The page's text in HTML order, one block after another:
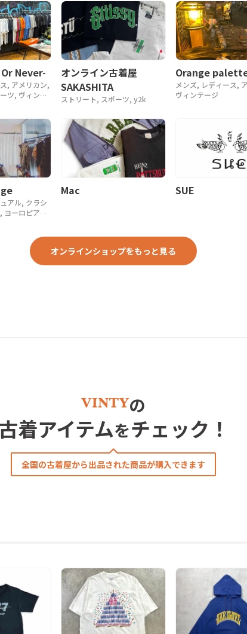
Never-
, アメリカン,
ツ, ヴィンテ
オンライン古着屋
SAKASHITA
ストリート, スポーツ, y2k
Orange
メンズ, レディース,
ヴィンテージ
アル, クラシ
ヨーロピアン,
Mac SUE
オンラインショップをもっと見る
の
着アイテムをチェック！
全国の古着屋から出品された商品が購入できます